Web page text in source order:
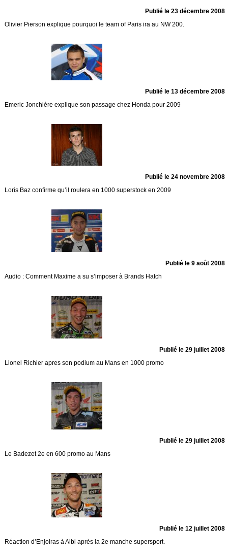
Publié le 23 décembre 2008
Olivier Pierson explique pourquoi le team of Paris ira au NW 200.
Publié le 13 décembre 2008
Emeric Jonchière explique son passage chez Honda pour 2009
Publié le 24 novembre 2008
Loris Baz confirme qu’il roulera en 1000 superstock en 2009
Publié le 9 août 2008
Audio : Comment Maxime a su s’imposer à Brands Hatch
Publié le 29 juillet 2008
Lionel Richier apres son podium au Mans en 1000 promo
Publié le 29 juillet 2008
Le Badezet 2e en 600 promo au Mans
Publié le 12 juillet 2008
Réaction d’Enjolras à Albi après la 2e manche supersport.